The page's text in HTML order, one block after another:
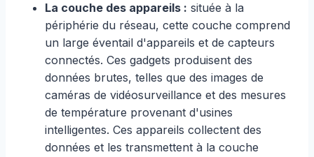
La couche des appareils : située à la
périphérie du réseau, cette couche comprend
un large éventail d'appareils et de capteurs
connectés. Ces gadgets produisent des
données brutes, telles que des images de
caméras de vidéosurveillance et des mesures
de température provenant d'usines
intelligentes. Ces appareils collectent des
données et les transmettent à la couche